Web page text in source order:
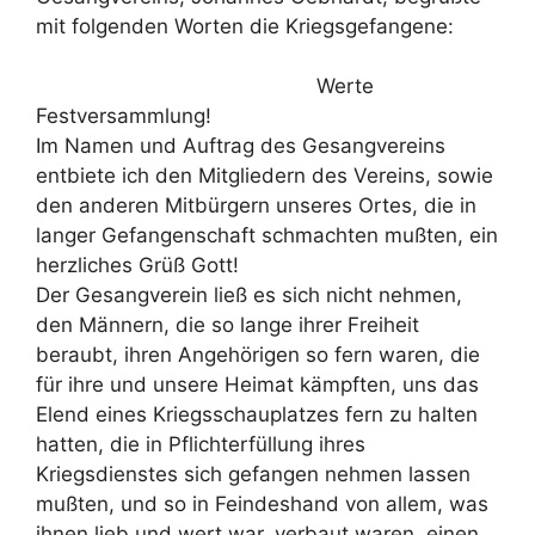
mit folgenden Worten die Kriegsgefangene:
Werte
Festversammlung!
Im Namen und Auftrag des Gesangvereins
entbiete ich den Mitgliedern des Vereins, sowie
den anderen Mitbürgern unseres Ortes, die in
langer Gefangenschaft schmachten mußten, ein
herzliches Grüß Gott!
Der Gesangverein ließ es sich nicht nehmen,
den Männern, die so lange ihrer Freiheit
beraubt, ihren Angehörigen so fern waren, die
für ihre und unsere Heimat kämpften, uns das
Elend eines Kriegsschauplatzes fern zu halten
hatten, die in Pflichterfüllung ihres
Kriegsdienstes sich gefangen nehmen lassen
mußten, und so in Feindeshand von allem, was